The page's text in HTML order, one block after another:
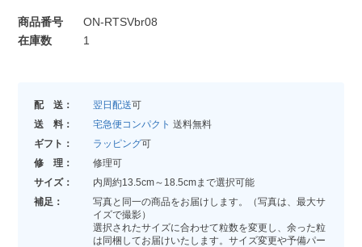
商品番号
ON-RTSVbr08
在庫数
1
配 送： 翌日配送可
送 料：
宅急便コンパクト 送料無料
ギフト：
ラッピング可
修 理：
修理可
サイズ：
内周約13.5cm～18.5cmまで選択可能
補足：
写真と同一の商品をお届けします。（写真は、最大サ
イズで撮影）
選択されたサイズに合わせて粒数を変更し、余った粒
は同梱してお届けいたします。サイズ変更や予備パー